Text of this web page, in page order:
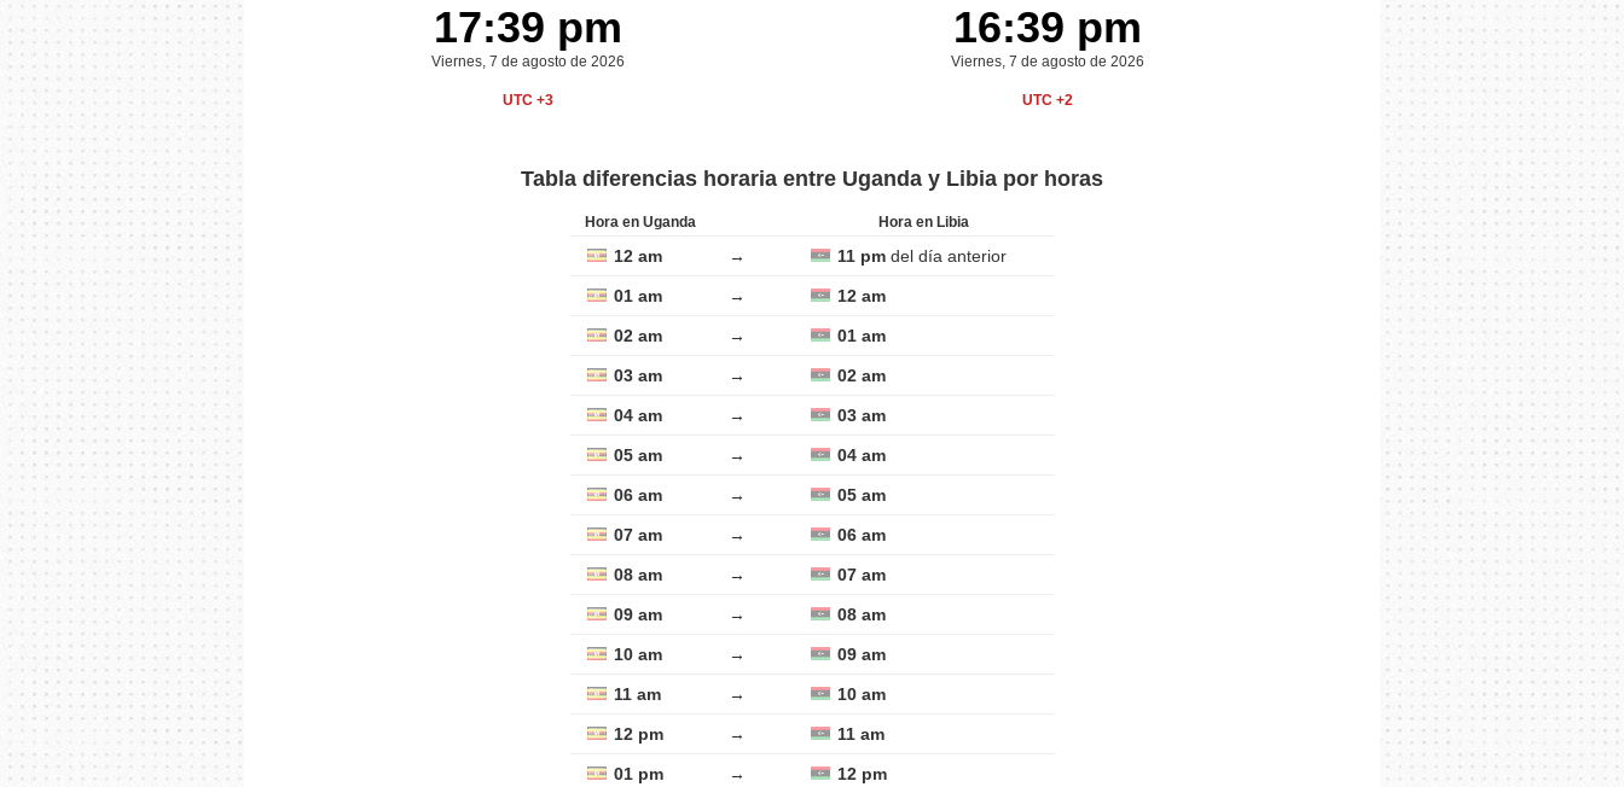
17:39 pm
Viernes, 7 de agosto de 2026
UTC +3
16:39 pm
Viernes, 7 de agosto de 2026
UTC +2
Tabla diferencias horaria entre Uganda y Libia por horas
Hora en Uganda Hora en Libia
12 am → 11 pmdel día anterior
01 am → 12 am
02 am → 01 am
03 am → 02 am
04 am → 03 am
05 am → 04 am
06 am → 05 am
07 am → 06 am
08 am → 07 am
09 am → 08 am
10 am → 09 am
11 am → 10 am
12 pm → 11 am
01 pm → 12 pm